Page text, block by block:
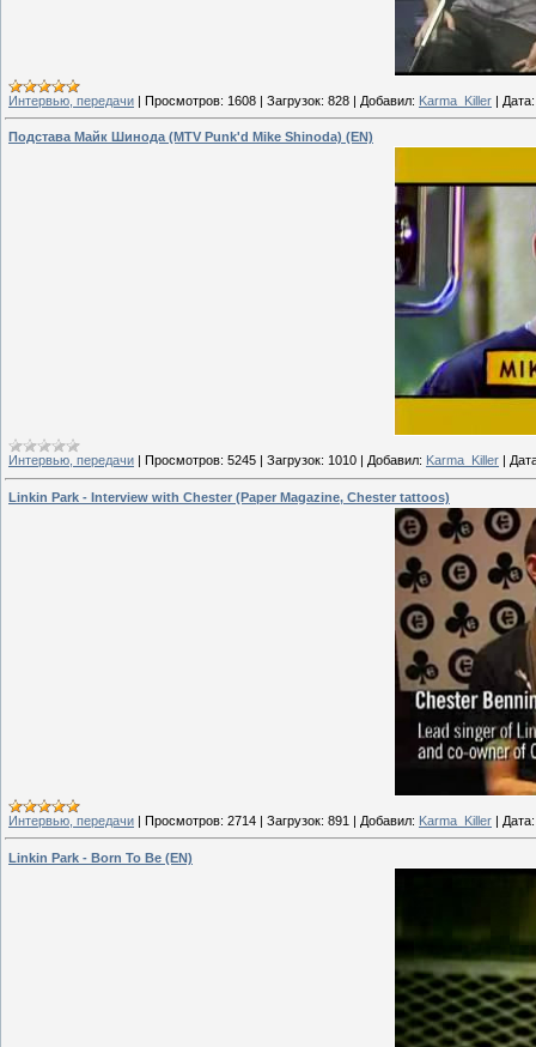
Интервью, передачи | Просмотров: 1608 | Загрузок: 828 | Добавил: Karma_Killer | Дата:
Подстава Майк Шинода (MTV Punk'd Mike Shinoda) (EN)
Интервью, передачи Просмотров: 5245 Загрузок: 1010 Добавил: Karma_Killer
Linkin Park - Interview with Chester (Paper Magazine, Chester tattoos)
Интервью, передачи | Просмотров: 2714 | Загрузок: 891 | Добавил: Karma_Killer | Дата:
Linkin Park - Born To Be (EN)